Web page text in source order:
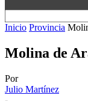
Inicio Provincia
Molina de
Por
Julio Martínez